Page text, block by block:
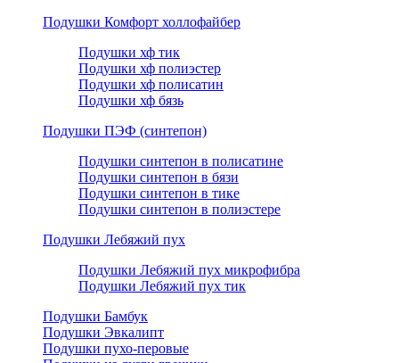
Подушки Комфорт холлофайбер
Подушки хф тик
Подушки хф полиэстер
Подушки хф полисатин
Подушки хф бязь
Подушки ПЭФ (синтепон)
Подушки синтепон в полисатине
Подушки синтепон в бязи
Подушки синтепон в тике
Подушки синтепон в полиэстере
Подушки Лебяжий пух
Подушки Лебяжий пух микрофибра
Подушки Лебяжий пух тик
Подушки Бамбук
Подушки Эвкалипт
Подушки пухо-перовые